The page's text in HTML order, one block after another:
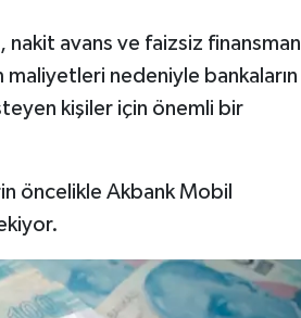
avans ve faizsiz finansman
maliyetleri nedeniyle bankaların
kişiler için önemli bir
öncelikle Akbank Mobil